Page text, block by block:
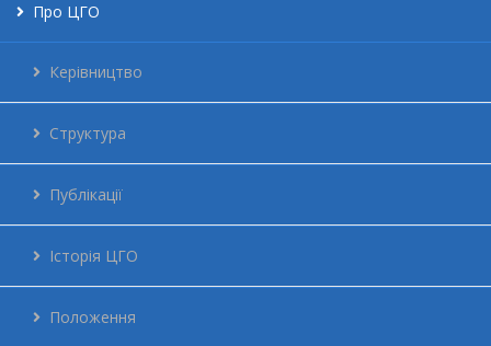
Про ЦГО
Керівництво
Структура
Публікації
Історія ЦГО
Положення